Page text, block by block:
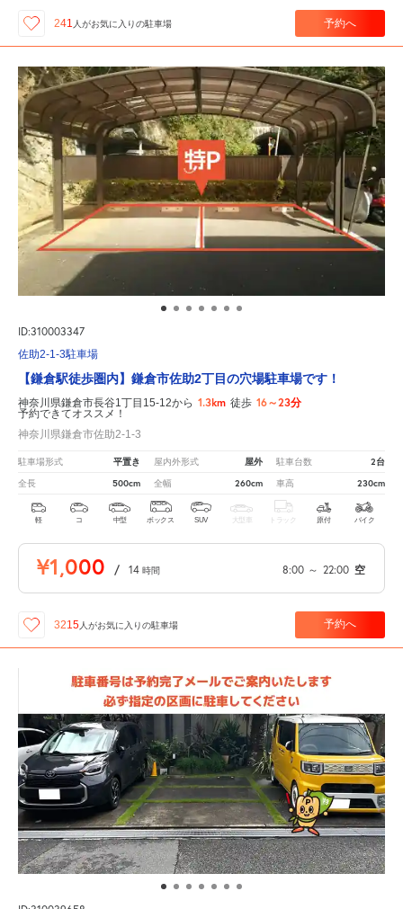
241 人がお気に入りの駐車場 予約へ
ID:310003347
佐助2-1-3駐車場
【鎌倉駅徒歩圏内】鎌倉市佐助2丁目の穴場駐車場です！
神奈川県鎌倉市長谷1丁目15-12から 1.3km 徒歩 16～23分
予約できてオススメ！
神奈川県鎌倉市佐助2-1-3
駐車場形式 平置き 屋内外形式 屋外 駐車台数 2台
全長 500cm 全幅 260cm 車高 230cm
軽 コ 中型 ボックス SUV 大型車 トラック 原付 バイク
¥1,000 / 14 時間 8:00 ～ 22:00 空
3215 人がお気に入りの駐車場 予約へ